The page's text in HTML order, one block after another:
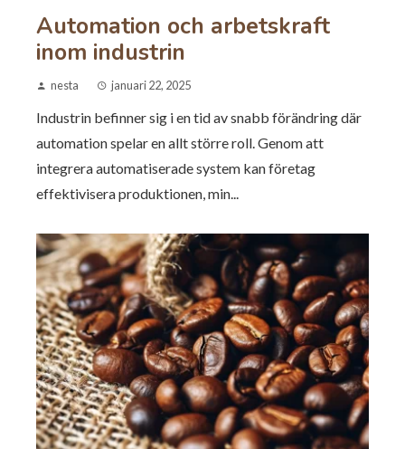
Automation och arbetskraft
inom industrin
nesta januari 22, 2025
Industrin befinner sig i en tid av snabb förändring där
automation spelar en allt större roll. Genom att
integrera automatiserade system kan företag
effektivisera produktionen, min...